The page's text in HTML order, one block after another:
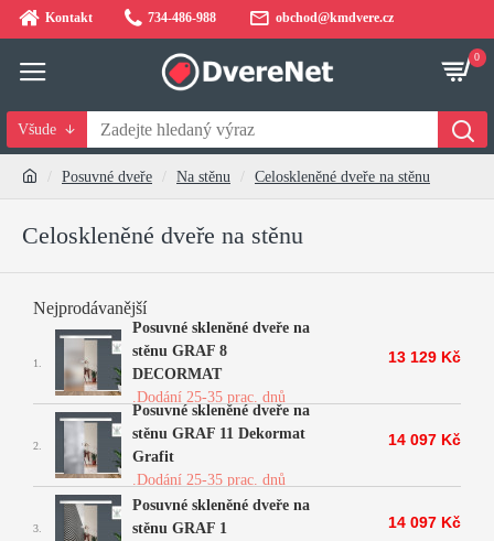
Kontakt 734-486-988 obchod@kmdvere.cz
0
Všude
Posuvné dveře Na stěnu Celoskleněné dveře na stěnu
Celoskleněné dveře na stěnu
Nejprodávanější
1.
Posuvné skleněné dveře na
stěnu GRAF 8
DECORMAT
.Dodání 25-35 prac. dnů
13 129 Kč
2.
Posuvné skleněné dveře na
stěnu GRAF 11 Dekormat
Grafit
.Dodání 25-35 prac. dnů
14 097 Kč
3.
Posuvné skleněné dveře na
stěnu GRAF 1
14 097 Kč